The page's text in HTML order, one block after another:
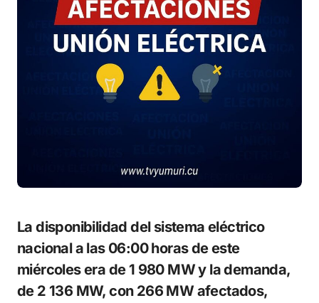
La disponibilidad del sistema eléctrico
nacional a las 06:00 horas de este
miércoles era de 1 980 MW y la demanda,
de 2 136 MW, con 266 MW afectados,